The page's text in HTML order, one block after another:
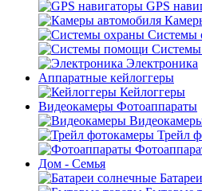
GPS
Системы
Электроника
Аппаратные кейлоггеры
Кейлоггеры
Видеокамеры Фотоаппараты
Трейл
Дом - Семья